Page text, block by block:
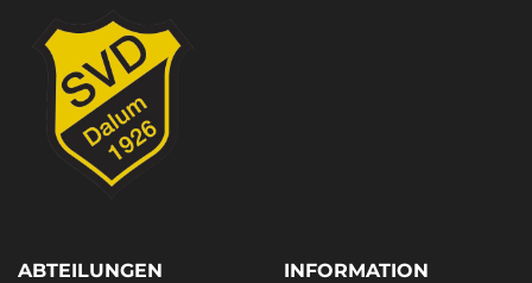
ABTEILUNGEN INFORMATION